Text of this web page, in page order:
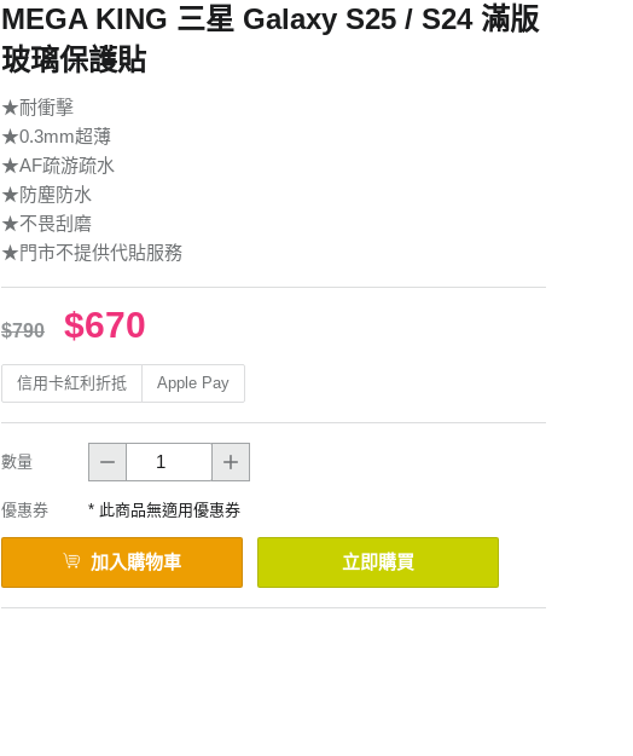
MEGA KING 三星 Galaxy S25 / S24 滿版
玻璃保護貼
★耐衝擊
★0.3mm超薄
★AF疏游疏水
★防塵防水
★不畏刮磨
★門市不提供代貼服務
$790 $670
信用卡紅利折抵 Apple Pay
數量
優惠券 * 此商品無適用優惠券
加入購物車 立即購買